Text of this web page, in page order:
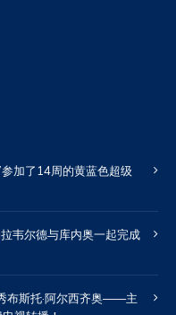
加了14周的黄蓝色超级
韦尔德与库内奥一起完成
布斯托·阿尔西齐奥——主